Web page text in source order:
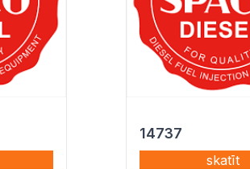
14737
skatīt